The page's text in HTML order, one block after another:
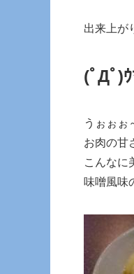
出来上が
(ﾟДﾟ)
うぉぉぉ
お肉の甘
こんなに
味噌風味